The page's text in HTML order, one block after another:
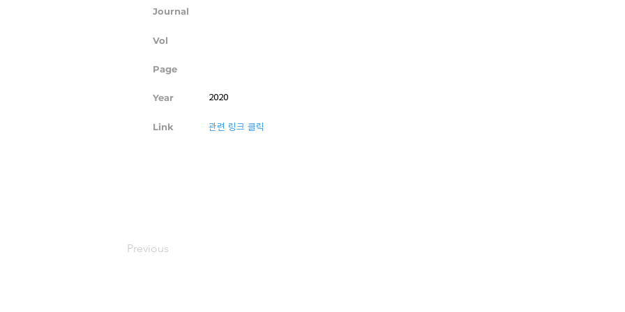
Journal
Vol
Page
Year 2020
Link 관련 링크 클릭
Previous